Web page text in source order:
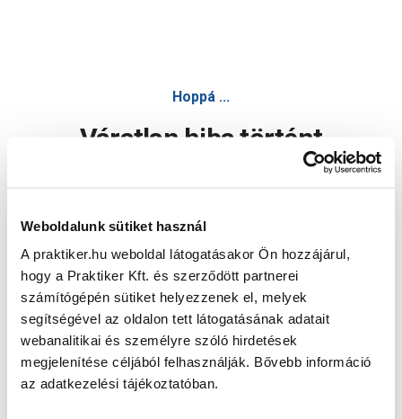
Weboldalunk sütiket használ
A praktiker.hu weboldal látogatásakor Ön hozzájárul,
hogy a Praktiker Kft. és szerződött partnerei
számítógépén sütiket helyezzenek el, melyek
segítségével az oldalon tett látogatásának adatait
webanalitikai és személyre szóló hirdetések
megjelenítése céljából felhasználják. Bővebb információ
az adatkezelési tájékoztatóban.
Hoppá ...
Váratlan hiba történt
Oldal újratöltése